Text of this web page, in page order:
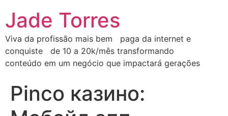
Jade Torres
Viva da profissão mais bem paga da internet e
conquiste de 10 a 20k/mês transformando
conteúdo em um negócio que impactará gerações
Pinco казино: